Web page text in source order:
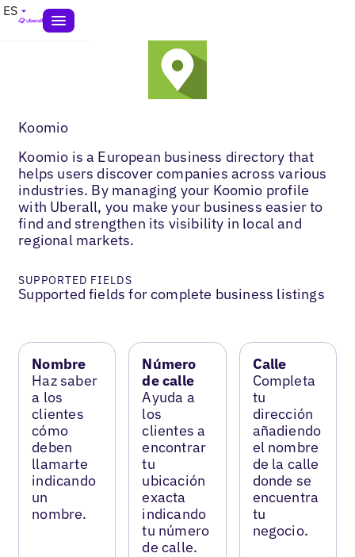
ES
Koomio
Koomio is a European business directory that
helps users discover companies across various
industries. By managing your Koomio profile
with Uberall, you make your business easier to
find and strengthen its visibility in local and
regional markets.
SUPPORTED FIELDS
Supported fields for complete business listings
Nombre
Haz saber
a los
clientes
cómo
deben
llamarte
indicando
un
nombre.
Número
de calle
Ayuda a
los
clientes a
encontrar
tu
ubicación
exacta
indicando
tu número
de calle.
Calle
Completa
tu
dirección
añadiendo
el nombre
de la calle
donde se
encuentra
tu
negocio.